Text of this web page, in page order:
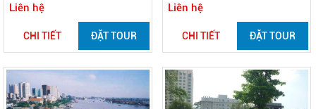
Liên hệ
CHI TIẾT ĐẶT TOUR
Liên hệ
CHI TIẾT ĐẶT TOUR